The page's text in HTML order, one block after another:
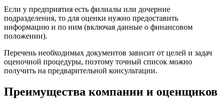
Если у предприятия есть филиалы или дочерние
подразделения, то для оценки нужно предоставить
информацию и по ним (включая данные о финансовом
положении).
Перечень необходимых документов зависит от целей и задач
оценочной процедуры, поэтому точный список можно
получить на предварительной консультации.
Преимущества компании и оценщиков
Елабуга
Елец
Елизово
Енисейск
Ермолино
Ессентуки
Железногорск
Жуковский